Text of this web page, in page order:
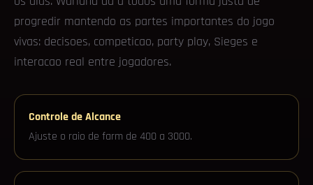
progredir mantendo as partes importantes do jogo
vivas: decisoes, competicao, party play, Sieges e
interacao real entre jogadores.
Controle de Alcance
Ajuste o raio de farm de 400 a 3000.